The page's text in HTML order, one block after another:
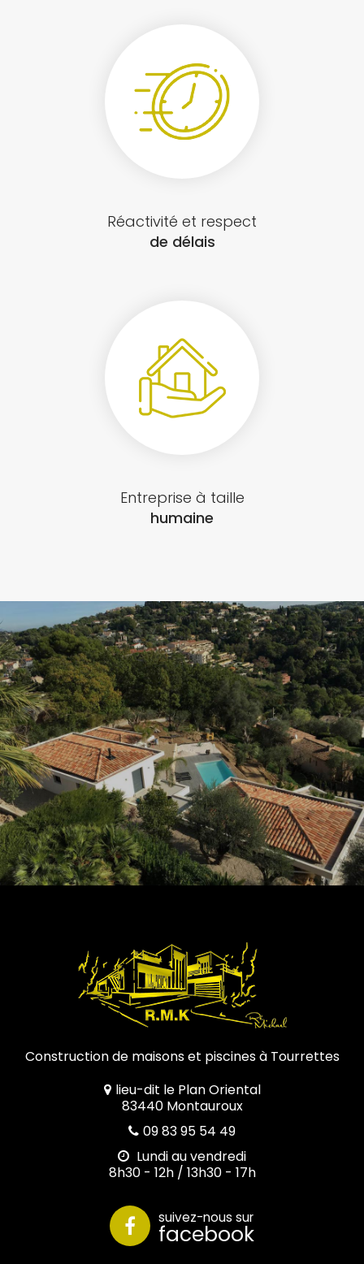
Réactivité et respect
de délais
Entreprise à taille
humaine
Construction de maisons et piscines à Tourrettes
lieu-dit le Plan Oriental
83440 Montauroux
09 83 95 54 49
Lundi au vendredi
8h30 - 12h / 13h30 - 17h
suivez-nous sur
facebook